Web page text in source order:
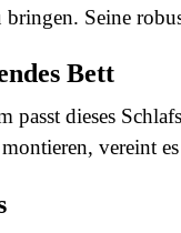
Seine
Bett
dieses
vereint es